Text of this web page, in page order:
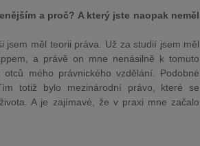
a proč? A který jste naopak neměl
jsem měl teorii práva. Už za studií jsem měl
a právě on mne nenásilně k tomuto
mého právnického vzdělání. Podobné
totiž bylo mezinárodní právo, které se
A je zajímavé, že v praxi mne začalo